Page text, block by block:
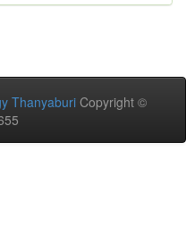
Thanyaburi Copyright ©